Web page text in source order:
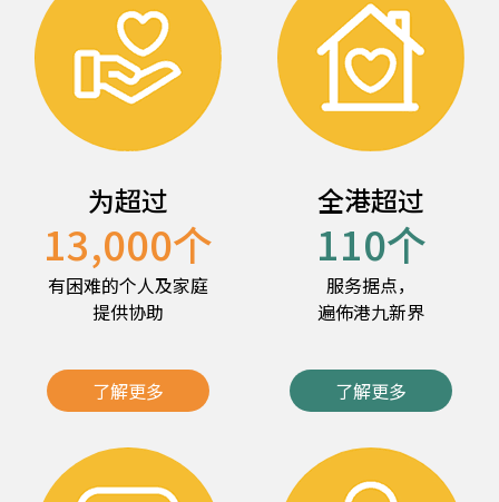
为超过
13,000个
有困难的个人及家庭
提供协助
了解更多
全港超过
110个
服务据点，
遍佈港九新界
了解更多